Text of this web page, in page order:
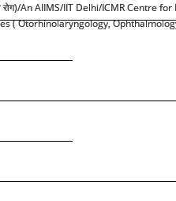
/An AIIMS/IIT Delhi/ICMR Centre
( Otorhinolaryngology,